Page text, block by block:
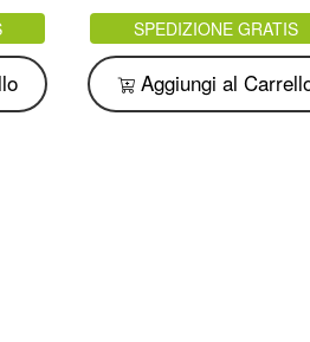
SPEDIZIONE GRATIS
Aggiungi al